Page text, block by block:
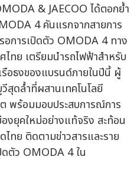
& JAECOO ได้ตอกย้ำ
4 คันแรกจากสายการ
อการเปิดตัว OMODA 4 ทาง
ไทย เตรียมนำรถไฟฟ้าสำหรับ
รือธงของแบรนด์ภายในปีนี้ ผู้
สุดล้ำที่ผสานเทคโนโลยี
พร้อมมอบประสบการณ์การ
งยุคใหม่อย่างแท้จริง สะท้อน
ไทย ติดตามข่าวสารและราย
ดตัว OMODA 4 ใน